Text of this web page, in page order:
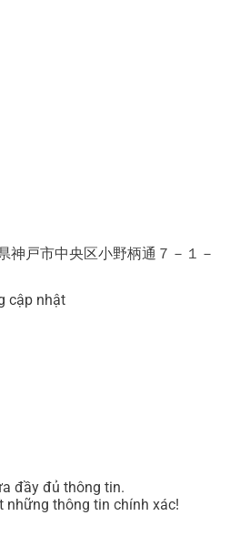
神戸市中央区小野柄通７－１－
cập nhật
đầy đủ thông tin.
những thông tin chính xác!